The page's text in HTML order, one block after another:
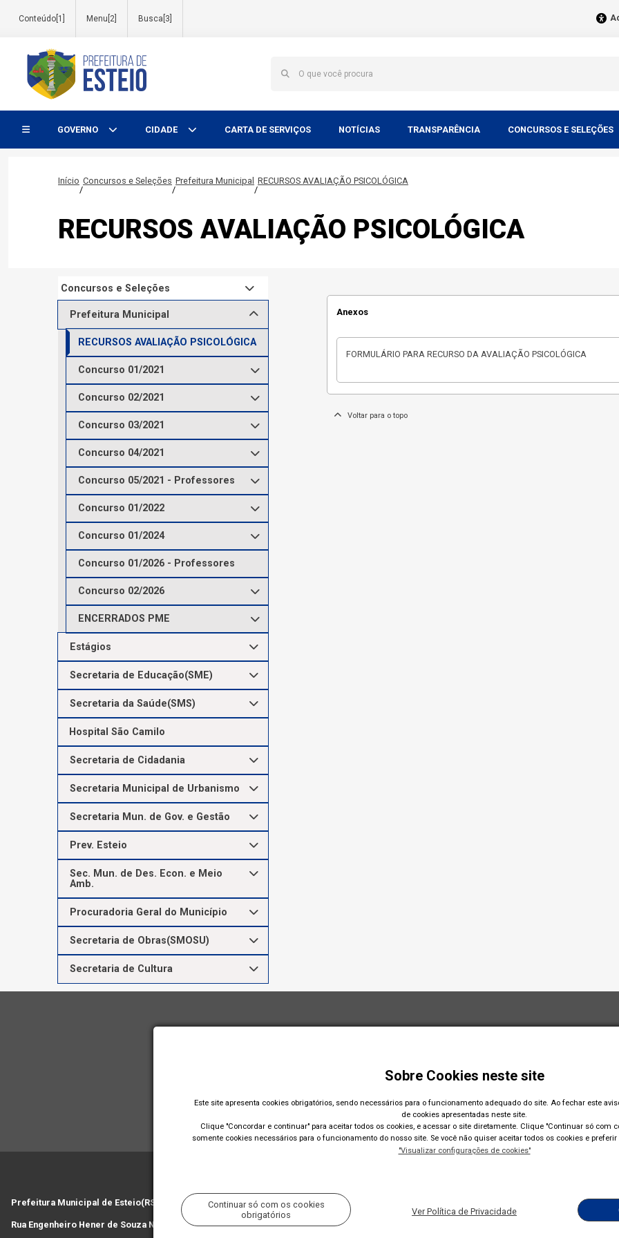
Conteúdo[1] Menu[2] Busca[3]
GOVERNO CIDADE CARTA DE SERVIÇOS NOTÍCIAS TRANSPARÊNCIA CONCURSOS E SELEÇÕES
Início
/
Concursos e Seleções
/
Prefeitura Municipal
/
RECURSOS AVALIAÇÃO PSICOLÓGICA
RECURSOS AVALIAÇÃO PSICOLÓGICA
Concursos e Seleções
Prefeitura Municipal
RECURSOS AVALIAÇÃO PSICOLÓGICA
Concurso 01/2021
Concurso 02/2021
Concurso 03/2021
Concurso 04/2021
Concurso 05/2021 - Professores
Concurso 01/2022
Concurso 01/2024
Concurso 01/2026 - Professores
Concurso 02/2026
ENCERRADOS PME
Estágios
Secretaria de Educação(SME)
Secretaria da Saúde(SMS)
Hospital São Camilo
Secretaria de Cidadania
Secretaria Municipal de Urbanismo
Secretaria Mun. de Gov. e Gestão
Prev. Esteio
Sec. Mun. de Des. Econ. e Meio
Amb.
Procuradoria Geral do Município
Secretaria de Obras(SMOSU)
Secretaria de Cultura
Anexos
FORMULÁRIO PARA RECURSO DA AVALIAÇÃO PSICOLÓGICA
Voltar para o topo
Sobre Cookies neste site
Este site apresenta cookies obrigatórios, sendo necessários para o funcionamento adequado do site. Ao fechar este
de cookies apresentadas neste site.
Clique "Concordar e continuar" para aceitar todos os cookies, e acessar o site diretamente. Clique "Continuar só com
somente cookies necessários para o funcionamento do nosso site. Se você não quiser aceitar todos os cookies e
"Visualizar configurações de cookies"
Continuar só com os cookies
obrigatórios
Ver Política de Privacidade
Prefeitura Municipal de Esteio(RS)
Rua Engenheiro Hener de Souza Nunes, 150